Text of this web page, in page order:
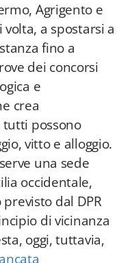
Agrigento e
a spostarsi a
fino a
dei concorsi
e
crea
tutti possono
vitto e alloggio.
una sede
occidentale,
dal DPR
di vicinanza
oggi, tuttavia,